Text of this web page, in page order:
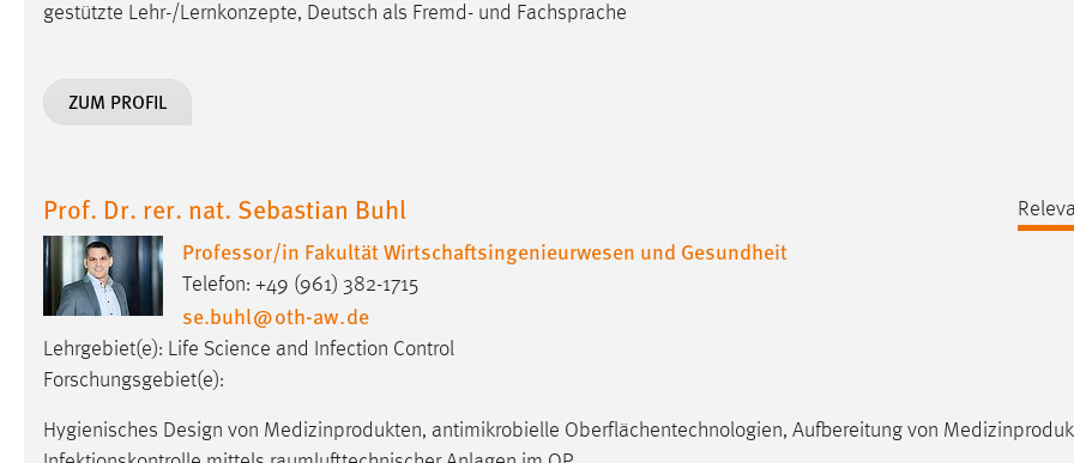
gestützte Lehr-/Lernkonzepte, Deutsch als Fremd- und Fachsprache
ZUM PROFIL
Prof. Dr. rer. nat. Sebastian Buhl
Professor/in Fakultät Wirtschaftsingenieurwesen und Gesundheit
Telefon: +49 (961) 382-1715
se.buhl@oth-aw.de
Lehrgebiet(e): Life Science and Infection Control
Forschungsgebiet(e):
Hygienisches Design von Medizinprodukten, antimikrobielle Oberflächentechnologien, Aufbereitung von